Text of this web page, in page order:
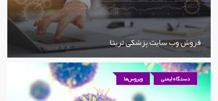
فروش وب سایت پزشکی تریتا
دستگاه ایمنی ویروس‌ها